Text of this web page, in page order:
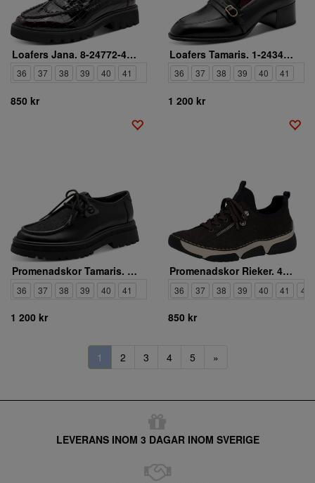
Loafers Jana. 8-24772-47-548
36 37 38 39 40 41
850 kr
Loafers Tamaris. 1-24340-47-003
36 37 38 39 40 41
1 200 kr
Promenadskor Tamaris. 1-23627-47-001
36 37 38 39 40 41
1 200 kr
Promenadskor Rieker. 45973-25
36 37 38 39 40 41 42
850 kr
1 2 3 4 5 »
LEVERANS INOM 3 DAGAR INOM SVERIGE